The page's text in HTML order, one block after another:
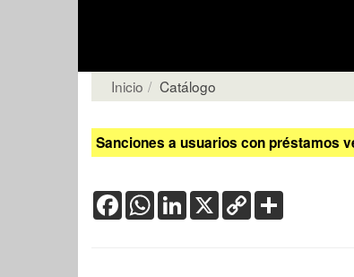
Inicio Catálogo
Sanciones a usuarios con préstamos
FacebookWhatsApp
LinkedIn
X Copy
Link